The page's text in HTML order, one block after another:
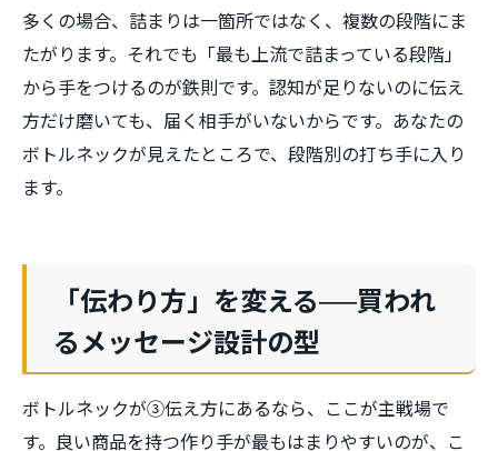
多くの場合、詰まりは一箇所ではなく、複数の段階にま
たがります。それでも「最も上流で詰まっている段階」
から手をつけるのが鉄則です。認知が足りないのに伝え
方だけ磨いても、届く相手がいないからです。あなたの
ボトルネックが見えたところで、段階別の打ち手に入り
ます。
「伝わり方」を変える──買われ
るメッセージ設計の型
ボトルネックが③伝え方にあるなら、ここが主戦場で
す。良い商品を持つ作り手が最もはまりやすいのが、こ